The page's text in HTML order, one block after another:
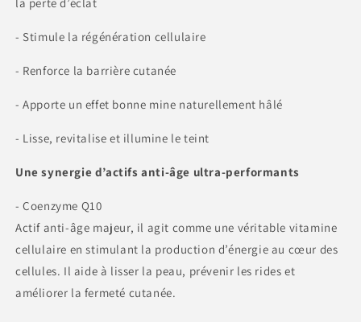
- Stimule la régénération cellulaire
- Renforce la barrière cutanée
- Apporte un effet bonne mine naturellement hâlé
- Lisse, revitalise et illumine le teint
Une synergie d’actifs anti-âge ultra-performants
- Coenzyme Q10
Actif anti-âge majeur, il agit comme une véritable vitamine
cellulaire en stimulant la production d’énergie au cœur des
cellules. Il aide à lisser la peau, prévenir les rides et
améliorer la fermeté cutanée.